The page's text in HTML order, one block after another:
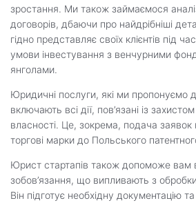
зростання. Ми також займаємося
договорів, дбаючи про найдрібніші
гідно представляє своїх клієнтів під
умови інвестування з венчурними
янголами.
Юридичні послуги, які ми пропонуємо
включають всі дії, пов’язані із
власності. Це, зокрема, подача заявок
торгові марки до Польського
Юрист стартапів також допоможе вам
зобов’язання, що випливають з
Він підготує необхідну документацію